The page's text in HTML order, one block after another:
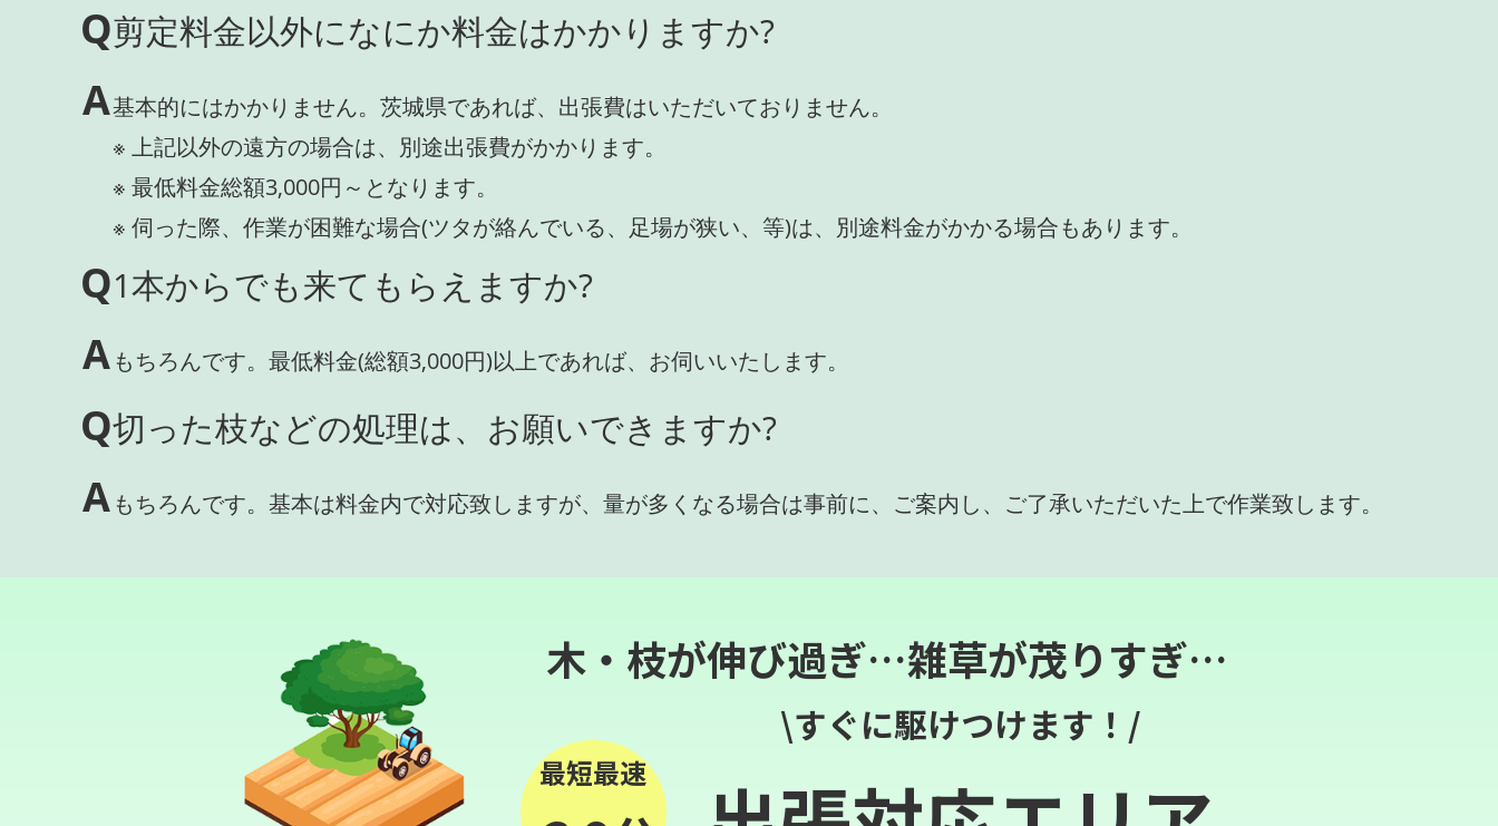
Q剪定料金以外になにか料金はかかりますか?
A基本的にはかかりません。茨城県であれば、出張費はいただいておりません。
※ 上記以外の遠方の場合は、別途出張費がかかります。
※ 最低料金総額3,000円～となります。
※ 伺った際、作業が困難な場合(ツタが絡んでいる、足場が狭い、等)は、別途料金がかかる場合もあります。
Q1本からでも来てもらえますか?
Aもちろんです。最低料金(総額3,000円)以上であれば、お伺いいたします。
Q切った枝などの処理は、お願いできますか?
Aもちろんです。基本は料金内で対応致しますが、量が多くなる場合は事前に、ご案内し、ご了承いただいた上で作業致します。
木・枝が伸び過ぎ…雑草が茂りすぎ…
最短最速
\すぐに駆けつけます！/